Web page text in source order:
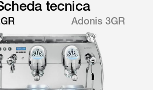
tecnica
Adonis 3GR